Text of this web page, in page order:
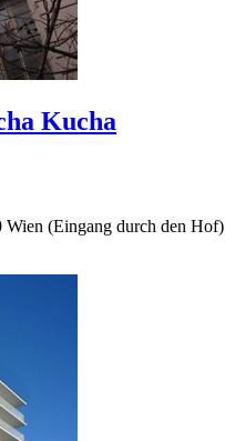
Kucha
Wien (Eingang durch den Hof)